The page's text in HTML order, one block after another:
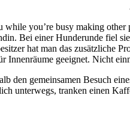
while you’re busy making
Bei einer Hunderunde fiel
hat man das zusätzliche
Innenräume geeignet. Nicht
den gemeinsamen Besuch
unterwegs, tranken einen